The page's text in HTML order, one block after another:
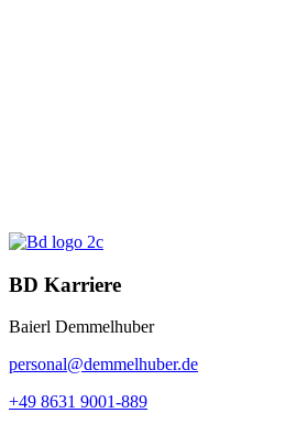
BD Karriere
Baierl Demmelhuber
personal@demmelhuber.de
+49 8631 9001-889